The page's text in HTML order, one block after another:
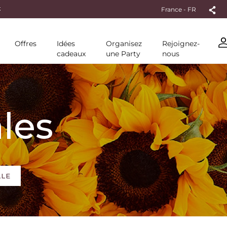
France - FR
Offres
Idées
cadeaux
Organisez
une Party
Rejoignez-
nous